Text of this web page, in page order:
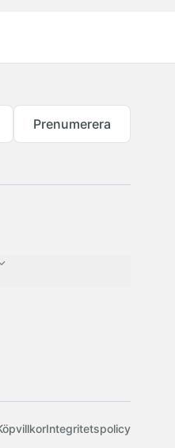
Prenumerera
Integritetspolicy